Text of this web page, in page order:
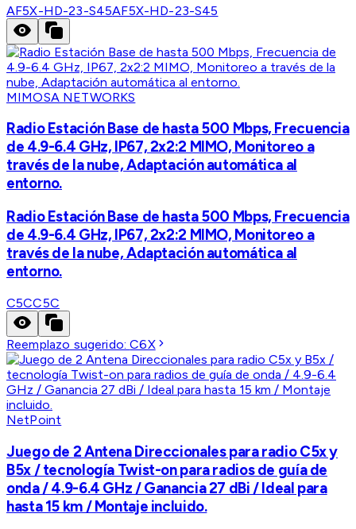
AF5X-HD-23-S45AF5X-HD-23-S45
MIMOSA NETWORKS
Radio Estación Base de hasta 500 Mbps, Frecuencia
de 4.9-6.4 GHz, IP67, 2x2:2 MIMO, Monitoreo a
través de la nube, Adaptación automática al
entorno.
Radio Estación Base de hasta 500 Mbps, Frecuencia
de 4.9-6.4 GHz, IP67, 2x2:2 MIMO, Monitoreo a
través de la nube, Adaptación automática al
entorno.
C5CC5C
Reemplazo sugerido:C6X
NetPoint
Juego de 2 Antena Direccionales para radio C5x y
B5x / tecnología Twist-on para radios de guía de
onda / 4.9-6.4 GHz / Ganancia 27 dBi / Ideal para
hasta 15 km / Montaje incluido.